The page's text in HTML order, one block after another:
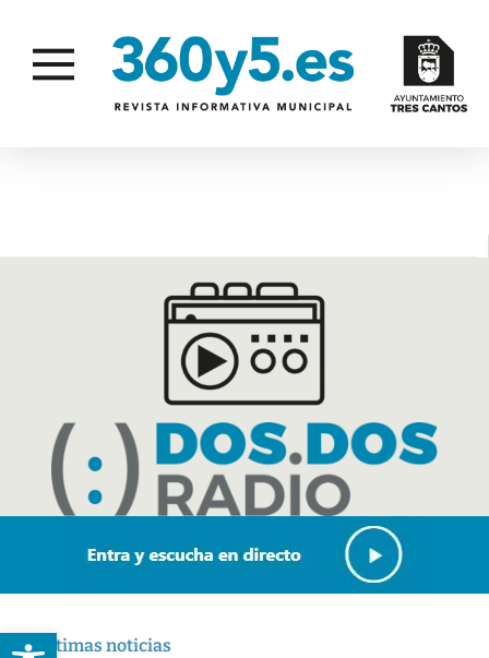
Abrir barra de herramientas
Últimas noticias